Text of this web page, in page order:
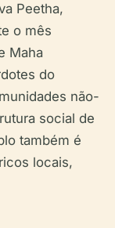
Peetha,
o mês
Maha
do
não-
social de
também é
locais,